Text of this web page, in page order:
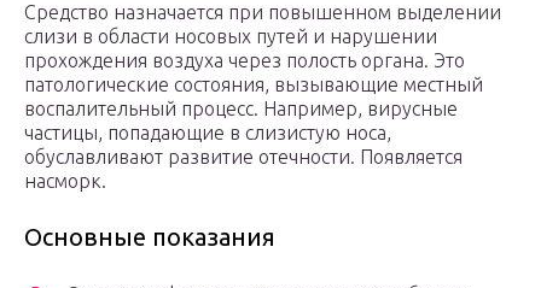
Средство назначается при повышенном выделении
слизи в области носовых путей и нарушении
прохождения воздуха через полость органа. Это
патологические состояния, вызывающие местный
воспалительный процесс. Например, вирусные
частицы, попадающие в слизистую носа,
обуславливают развитие отечности. Появляется
насморк.
Основные показания